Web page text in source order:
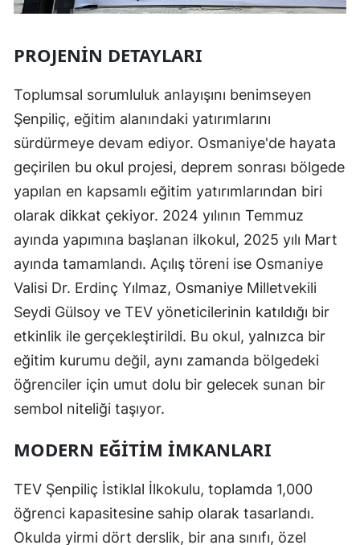
PROJENIN DETAYLARI
Toplumsal sorumluluk anlayışını benimseyen
Şenpiliç, eğitim alanındaki yatırımlarını
sürdürmeye devam ediyor. Osmaniye'de hayata
geçirilen bu okul projesi, deprem sonrası bölgede
yapılan en kapsamlı eğitim yatırımlarından biri
olarak dikkat çekiyor. 2024 yılının Temmuz
ayında yapımına başlanan ilkokul, 2025 yılı Mart
ayında tamamlandı. Açılış töreni ise Osmaniye
Valisi Dr. Erdinç Yılmaz, Osmaniye Milletvekili
Seydi Gülsoy ve TEV yöneticilerinin katıldığı bir
etkinlik ile gerçekleştirildi. Bu okul, yalnızca bir
eğitim kurumu değil, aynı zamanda bölgedeki
öğrenciler için umut dolu bir gelecek sunan bir
sembol niteliği taşıyor.
MODERN EĞITIM İMKANLARI
TEV Şenpiliç İstiklal İlkokulu, toplamda 1,000
öğrenci kapasitesine sahip olarak tasarlandı.
Okulda yirmi dört derslik, bir ana sınıfı, özel